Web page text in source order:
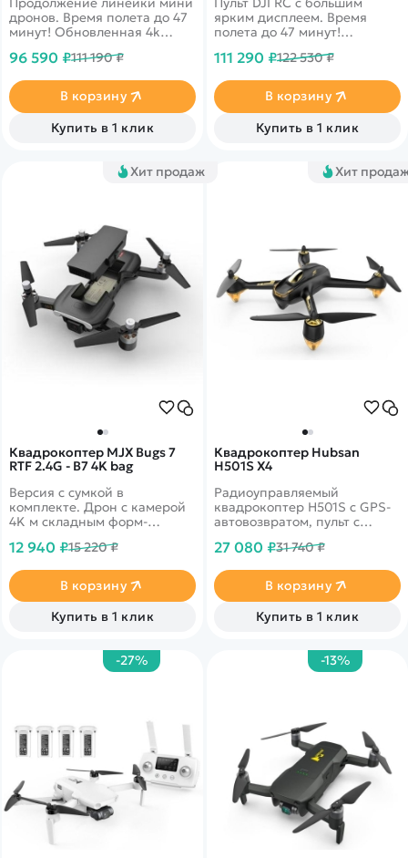
дронов. Время полета до 47
минут! Обновленная 4k
CMOS-датчик, передача
Сопротивление ветру до 38
км/ч (11 м/с)
96 590 ₽111 190 ₽
В корзину
Купить в 1 клик
ярким дисплеем. Время
полета до 47 минут!
1/1,3-дюймовый CMOS-
10 км. Сопротивление ветру
до 38 км/ч (11 м/с)
111 290 ₽122 530 ₽
В корзину
Купить в 1 клик
Хит продаж
Квадрокоптер MJX Bugs 7
RTF 2.4G - B7 4K bag
Версия с сумкой в
комплекте. Дрон с камерой
4K м складным форм-
300 метров, время полета до
грамм
12 940 ₽15 220 ₽
В корзину
Купить в 1 клик
Хит
Квадрокоптер Hubsan
H501S X4
Радиоуправляемый
квадрокоптер H501S с GPS-
автовозвратом, пульт с
за мной'
27 080 ₽31 740 ₽
В корзину
Купить в 1 клик
-27% -13%